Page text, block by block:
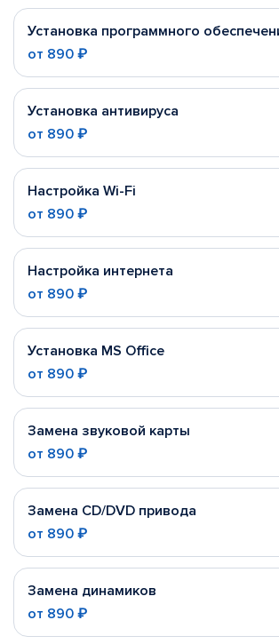
Установка программного
от 890 ₽
Установка антивируса
от 890 ₽
Настройка Wi-Fi
от 890 ₽
Настройка интернета
от 890 ₽
Установка MS Office
от 890 ₽
Замена звуковой карты
от 890 ₽
Замена CD/DVD привода
от 890 ₽
Замена динамиков
от 890 ₽